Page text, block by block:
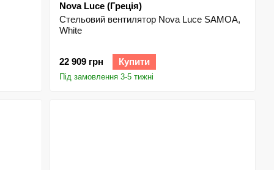
Nova Luce (Греція)
Стельовий вентилятор Nova Luce SAMOA,
White
22 909 грн Купити
Під замовлення 3-5 тижні